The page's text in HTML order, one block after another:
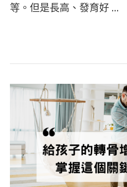
等。但是長高、發育好 …